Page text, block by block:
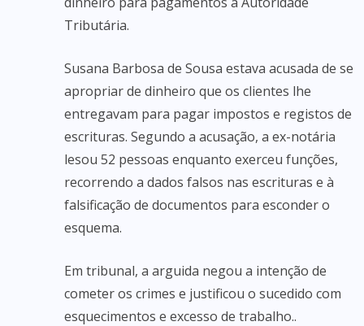
Tributária.
Susana Barbosa de Sousa estava acusada de se
apropriar de dinheiro que os clientes lhe
entregavam para pagar impostos e registos de
escrituras. Segundo a acusação, a ex-notária
lesou 52 pessoas enquanto exerceu funções,
recorrendo a dados falsos nas escrituras e à
falsificação de documentos para esconder o
esquema.
Em tribunal, a arguida negou a intenção de
cometer os crimes e justificou o sucedido com
esquecimentos e excesso de trabalho..